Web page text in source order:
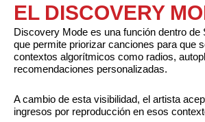
EL DISCOVERY
Discovery Mode es una función dentro de
que permite priorizar canciones para que
contextos algorítmicos como radios,
recomendaciones personalizadas.
A cambio de esta visibilidad, el artista
ingresos por reproducción en esos